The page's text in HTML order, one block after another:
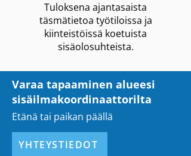
Tuloksena ajantasaista
täsmätietoa työtiloissa ja
kiinteistöissä koetuista
sisäolosuhteista.
Varaa tapaaminen alueesi
sisäilmakoordinaattorilta
Etänä tai paikan päällä
YHTEYSTIEDOT